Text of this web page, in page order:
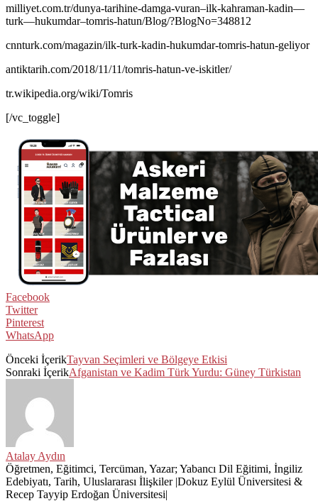
milliyet.com.tr/dunya-tarihine-damga-vuran–ilk-kahraman-kadin—
turk—hukumdar–tomris-hatun/Blog/?BlogNo=348812
cnnturk.com/magazin/ilk-turk-kadin-hukumdar-tomris-hatun-geliyor
antiktarih.com/2018/11/11/tomris-hatun-ve-iskitler/
tr.wikipedia.org/wiki/Tomris
[/vc_toggle]
Facebook
Twitter
Pinterest
WhatsApp
Önceki İçerikTayvan Seçimleri ve Bölgeye Etkisi
Sonraki İçerikAfganistan ve Kadim Türk Yurdu: Güney Türkistan
Atalay Aydın
Öğretmen, Eğitimci, Tercüman, Yazar; Yabancı Dil Eğitimi, İngiliz
Edebiyatı, Tarih, Uluslararası İlişkiler |Dokuz Eylül Üniversitesi &
Recep Tayyip Erdoğan Üniversitesi|